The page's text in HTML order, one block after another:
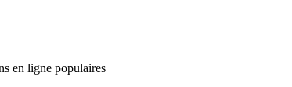
en ligne populaires